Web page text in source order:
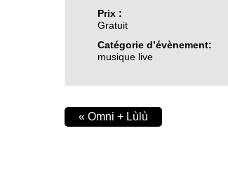
Prix :
Gratuit
Catégorie d’évènement:
musique live
« Omni + Lùlù